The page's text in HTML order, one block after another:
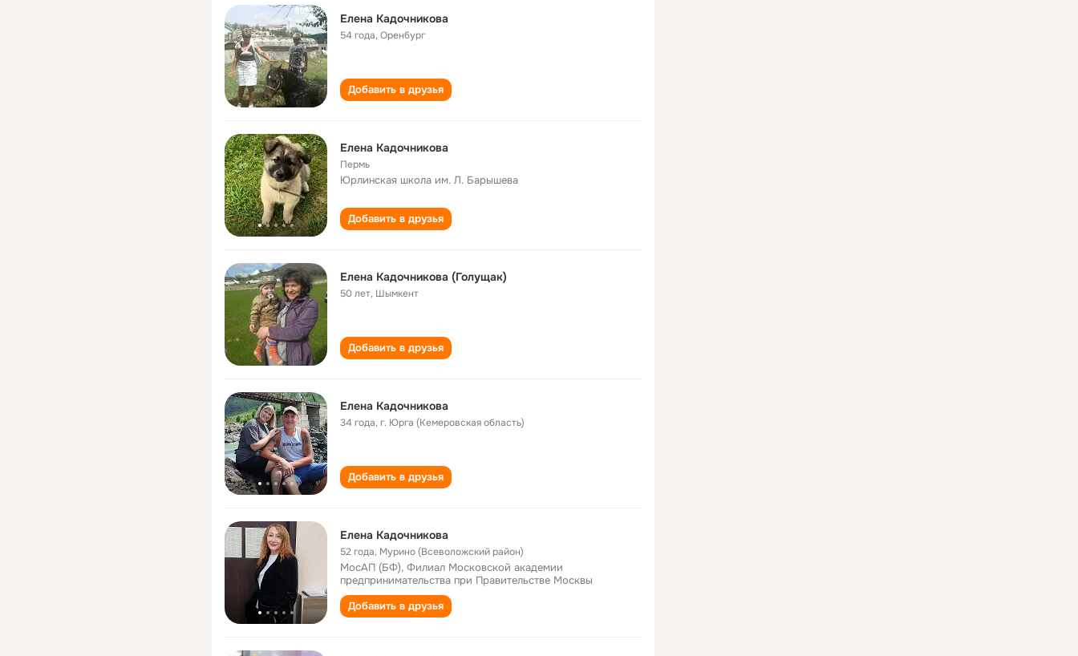
Елена Кадочникова
54 года,Оренбург
Добавить в друзья
Елена Кадочникова
Пермь
Юрлинская школа им. Л. Барышева
Добавить в друзья
Елена Кадочникова (Голущак)
50 лет, Шымкент
Добавить в друзья
Елена Кадочникова
34 года,г. Юрга (Кемеровская область)
Добавить в друзья
Елена Кадочникова
52 года, Мурино (Всеволожский район)
МосАП (БФ), Филиал Московской академии
предпринимательства при Правительстве Москвы
Добавить в друзья